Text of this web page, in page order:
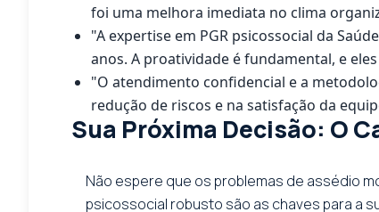
foi uma melhora imediata no clima
"A expertise em PGR psicossocial da
anos. A proatividade é fundamental, e
"O atendimento confidencial e a
redução de riscos e na satisfação da
Sua Próxima Decisão: O
Não espere que os problemas de assédio
psicossocial robusto são as chaves para a